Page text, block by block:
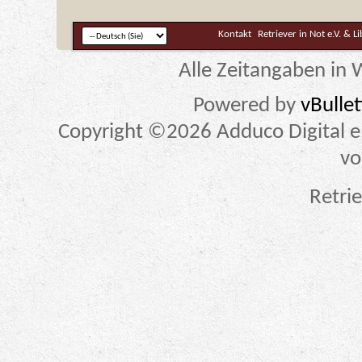
Kontakt Retriever in Not e.V. &
Alle Zeitangaben in
Powered by
Copyright ©2026 Adduco Digital